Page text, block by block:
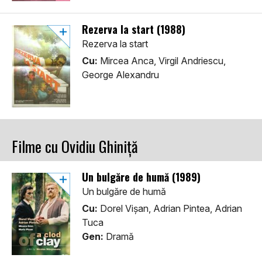
Rezerva la start (1988)
Rezerva la start
Cu: Mircea Anca, Virgil Andriescu,
George Alexandru
Filme cu Ovidiu Ghiniță
Un bulgăre de humă (1989)
Un bulgăre de humă
Cu: Dorel Vișan, Adrian Pintea, Adrian
Tuca
Gen: Dramă